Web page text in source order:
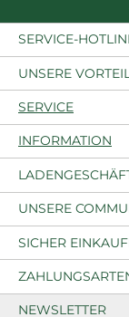
SERVICE-
UNSERE
SERVICE
INFORMATION
UNSERE
SICHER
NEWSLETTER